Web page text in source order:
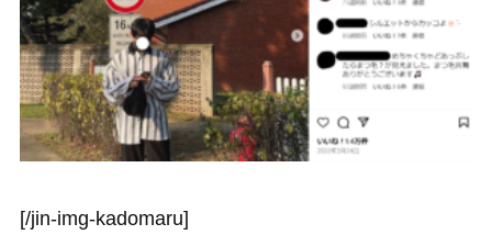
[/jin-img-kadomaru]